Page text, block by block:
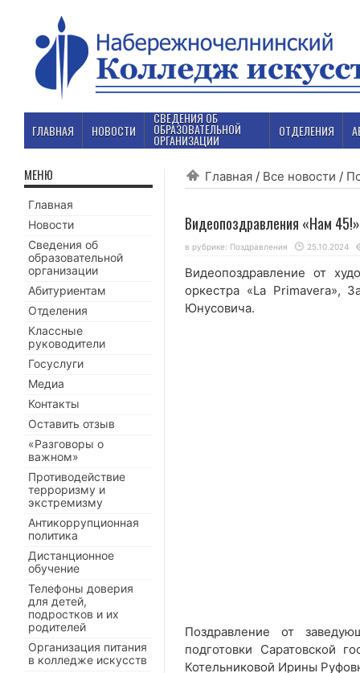
ГЛАВНАЯ НОВОСТИ
СВЕДЕНИЯ ОБ
ОБРАЗОВАТЕЛЬНОЙ
ОРГАНИЗАЦИИ
ОТДЕЛЕНИЯ
Главная / Все новости /
Видеопоздравления «Нам 45!»
в рубрике: Поздравления 25.10.2024
Видеопоздравление от
оркестра «La Primavera»,
Юнусовича.
Поздравление от
подготовки Саратовской
Котельниковой Ирины
МЕНЮ
Главная
Новости
Сведения об
образовательной
организации
Абитуриентам
Отделения
Классные
руководители
Госуслуги
Медиа
Контакты
Оставить отзыв
«Разговоры о
важном»
Противодействие
терроризму и
экстремизму
Антикоррупционная
политика
Дистанционное
обучение
Телефоны доверия
для детей,
подростков и их
родителей
Организация питания
в колледже искусств